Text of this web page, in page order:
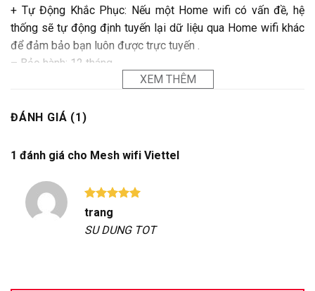
+ Tự Động Khắc Phục: Nếu một Home wifi có vấn đề, hệ
thống sẽ tự động định tuyến lại dữ liệu qua Home wifi khác
để đảm bảo bạn luôn được trực tuyến .
– Bảo hành: 12 tháng.
XEM THÊM
ĐÁNH GIÁ (1)
1 đánh giá cho Mesh wifi Viettel
Được xếp
hạng5
sao
trang
SU DUNG TOT